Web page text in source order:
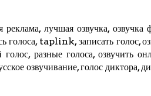
реклама, лучшая озвучка,
голоса, taplink, записать голос,
разные голоса, озвучить
озвучивание, голос диктора,